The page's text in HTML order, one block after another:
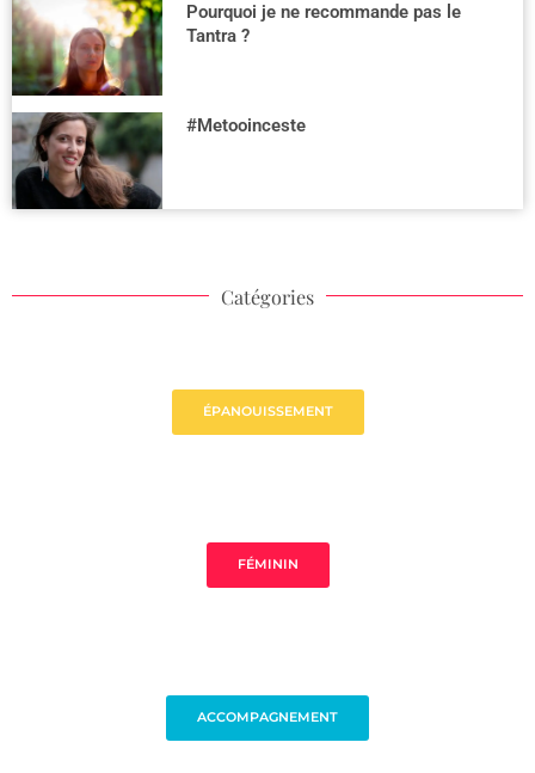
Pourquoi je ne recommande pas le
Tantra ?
#Metooinceste
Catégories
ÉPANOUISSEMENT
FÉMININ
ACCOMPAGNEMENT